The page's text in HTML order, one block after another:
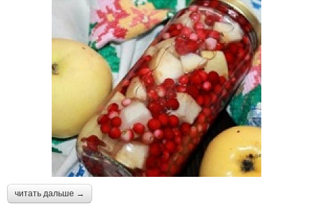
читать дальше →